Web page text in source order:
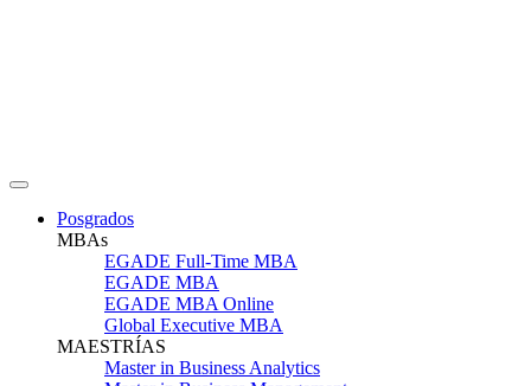
Posgrados
MBAs
EGADE Full-Time MBA
EGADE MBA
EGADE MBA Online
Global Executive MBA
MAESTRÍAS
Master in Business Analytics